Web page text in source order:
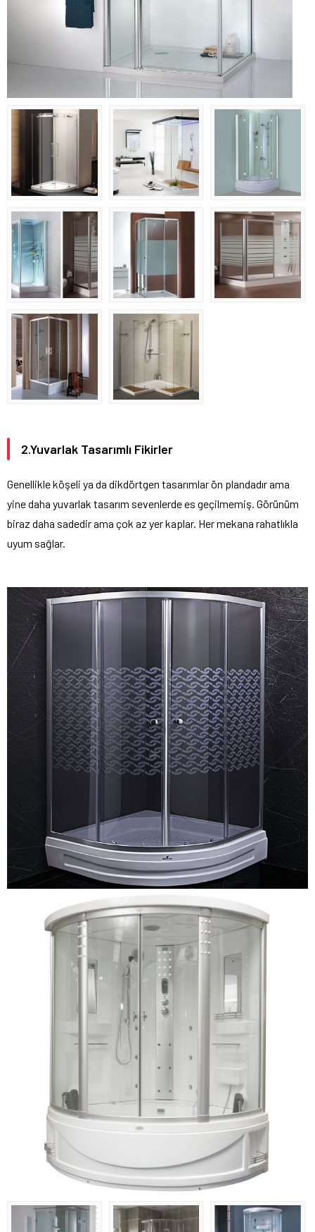
2.Yuvarlak Tasarımlı Fikirler
Genellikle köşeli ya da dikdörtgen tasarımlar ön plandadır ama
yine daha yuvarlak tasarım sevenlerde es geçilmemiş. Görünüm
biraz daha sadedir ama çok az yer kaplar. Her mekana rahatlıkla
uyum sağlar.